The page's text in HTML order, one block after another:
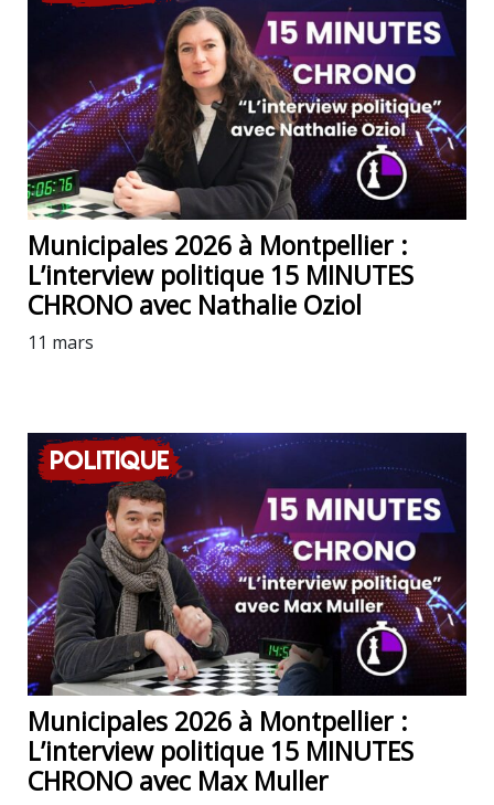
Municipales 2026 à Montpellier :
L’interview politique 15 MINUTES
CHRONO avec Nathalie Oziol
11 mars
Politique
Municipales 2026 à Montpellier :
L’interview politique 15 MINUTES
CHRONO avec Max Muller